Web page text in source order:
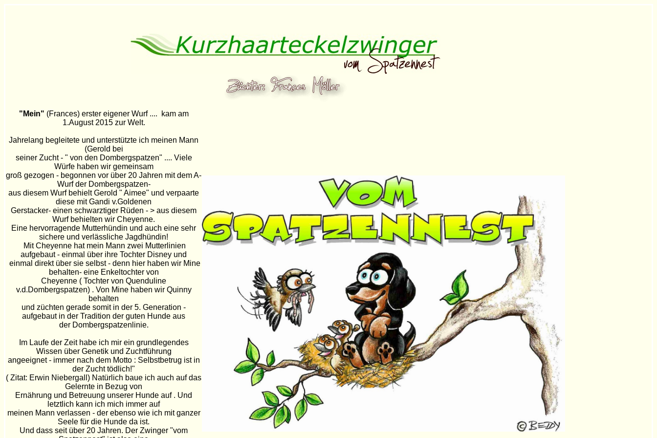
"Mein" (Frances) erster eigener Wurf .... kam am
1.August 2015 zur Welt.
Jahrelang begleitete und unterstützte ich meinen Mann
(Gerold bei
seiner Zucht - " von den Dombergspatzen" .... Viele
Würfe haben wir gemeinsam
groß gezogen - begonnen vor über 20 Jahren mit dem A-
Wurf der Dombergspatzen-
aus diesem Wurf behielt Gerold " Aimee" und verpaarte
diese mit Gandi v.Goldenen
Gerstacker- einen schwarztiger Rüden - > aus diesem
Wurf behielten wir Cheyenne.
Eine hervorragende Mutterhündin und auch eine sehr
sichere und verlässliche Jagdhündin!
Mit Cheyenne hat mein Mann zwei Mutterlinien
aufgebaut - einmal über ihre Tochter Disney und
einmal direkt über sie selbst - denn hier haben wir Mine
behalten- eine Enkeltochter von
Cheyenne ( Tochter von Quenduline
v.d.Dombergspatzen) . Von Mine haben wir Quinny
behalten
und züchten gerade somit in der 5. Generation -
aufgebaut in der Tradition der guten Hunde aus
der Dombergspatzenlinie.
Im Laufe der Zeit habe ich mir ein grundlegendes
Wissen über Genetik und Zuchtführung
angeeignet - immer nach dem Motto : Selbstbetrug ist in
der Zucht tödlich!"
( Zitat: Erwin Niebergall) Natürlich baue ich auch auf das
Gelernte in Bezug von
Ernährung und Betreuung unserer Hunde auf . Und
letztlich kann ich mich immer auf
meinen Mann verlassen - der ebenso wie ich mit ganzer
Seele für die Hunde da ist.
Und dass seit über 20 Jahren. Der Zwinger "vom